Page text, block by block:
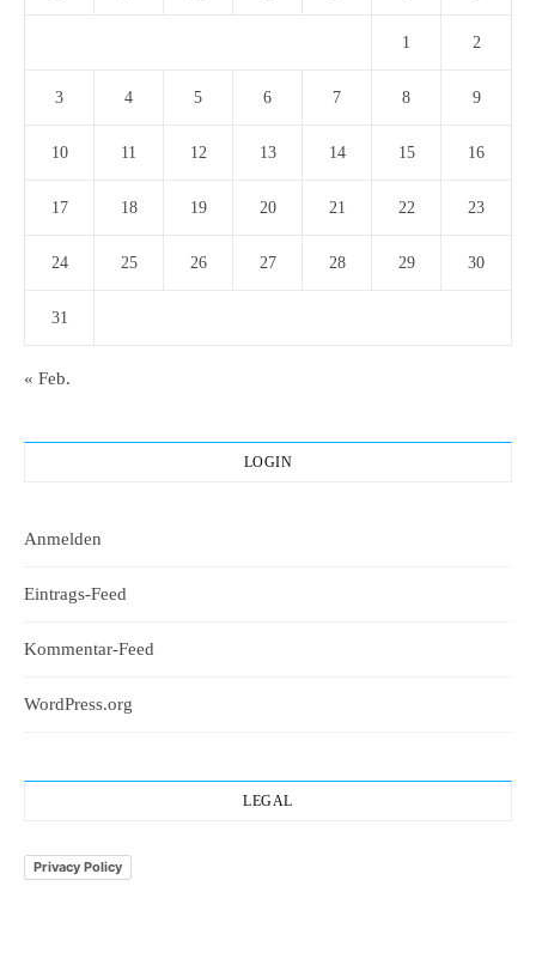
1 2
3 4 5 6 7 8 9
10 11 12 13 14 15 16
17 18 19 20 21 22 23
24 25 26 27 28 29 30
31
« Feb.
LOGIN
Anmelden
Eintrags-Feed
Kommentar-Feed
WordPress.org
LEGAL
Privacy Policy